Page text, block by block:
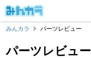
みんカラ
パーツレビュー
パーツレビュー